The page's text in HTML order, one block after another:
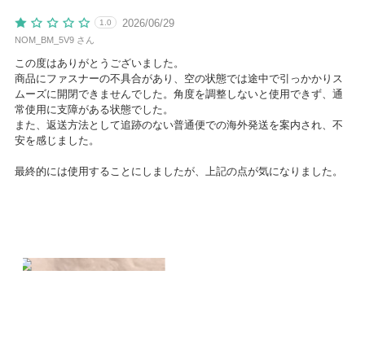
2026/06/29
1.0
NOM_BM_5V9 さん
この度はありがとうございました。
商品にファスナーの不具合があり、空の状態では途中で引っかかりス
ムーズに開閉できませんでした。角度を調整しないと使用できず、通
常使用に支障がある状態でした。
また、返送方法として追跡のない普通便での海外発送を案内され、不
安を感じました。
最終的には使用することにしましたが、上記の点が気になりました。